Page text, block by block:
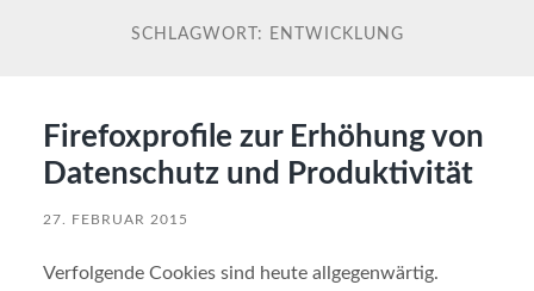
SCHLAGWORT: ENTWICKLUNG
Firefoxprofile zur Erhöhung von
Datenschutz und Produktivität
27. FEBRUAR 2015
Verfolgende Cookies sind heute allgegenwärtig.